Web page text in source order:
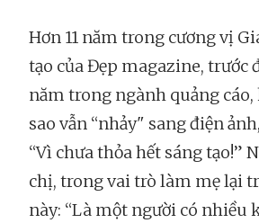
Hơn 11 năm trong cương vị
tạo của Đẹp magazine, trước
năm trong ngành quảng
sao vẫn “nhảy" sang điện
“Vì chưa thỏa hết sáng tạo!”
chị, trong vai trò làm mẹ lại
này: “Là một người có nhiều